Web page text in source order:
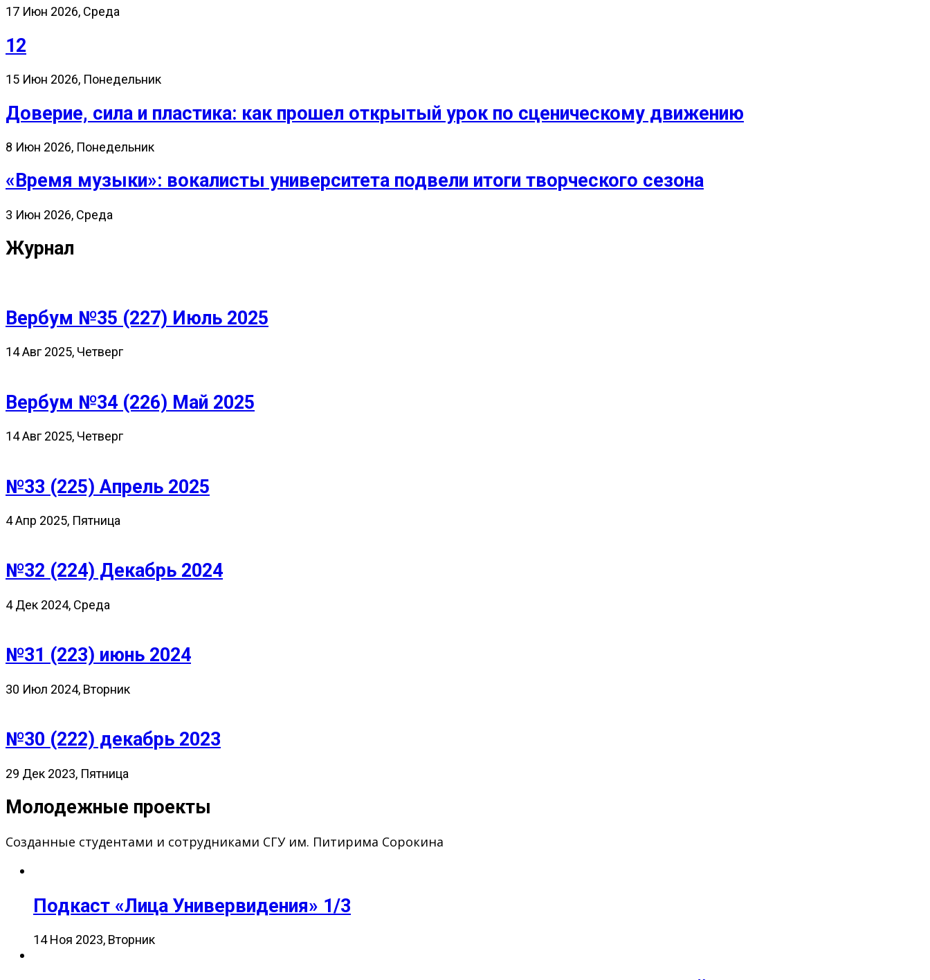
17 Июн 2026, Среда
12
15 Июн 2026, Понедельник
Доверие, сила и пластика: как прошел открытый урок по сценическому движению
8 Июн 2026, Понедельник
«Время музыки»: вокалисты университета подвели итоги творческого сезона
3 Июн 2026, Среда
Журнал
Вербум №35 (227) Июль 2025
14 Авг 2025, Четверг
Вербум №34 (226) Май 2025
14 Авг 2025, Четверг
№33 (225) Апрель 2025
4 Апр 2025, Пятница
№32 (224) Декабрь 2024
4 Дек 2024, Среда
№31 (223) июнь 2024
30 Июл 2024, Вторник
№30 (222) декабрь 2023
29 Дек 2023, Пятница
Молодежные проекты
Созданные студентами и сотрудниками СГУ им. Питирима Сорокина
Подкаст «Лица Универвидения» 1/3
14 Ноя 2023, Вторник